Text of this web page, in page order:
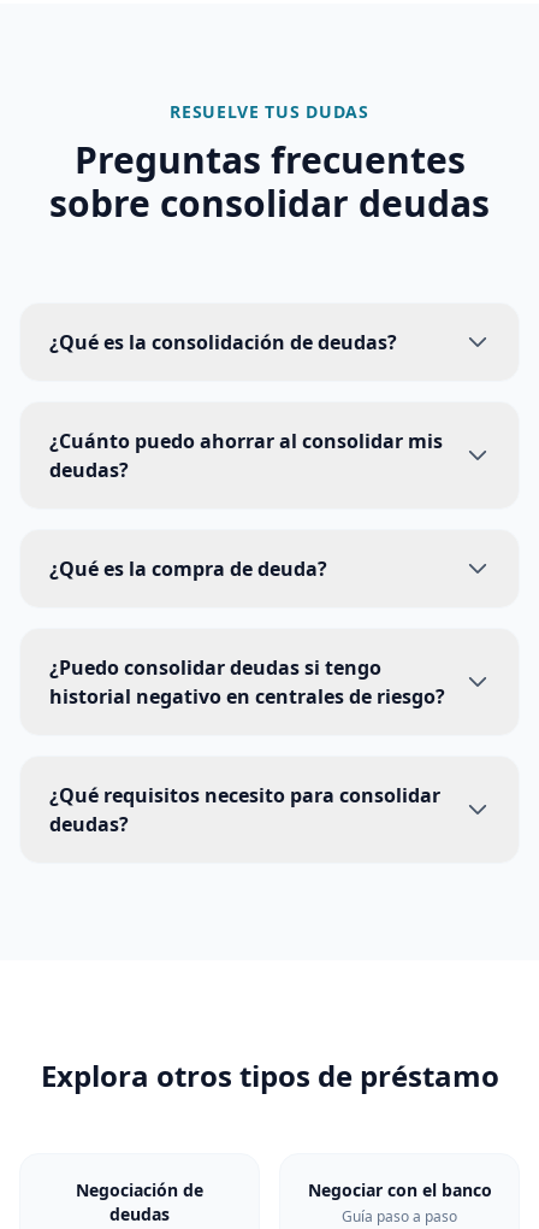
RESUELVE TUS DUDAS
Preguntas frecuentes
sobre consolidar deudas
¿Qué es la consolidación de deudas?
¿Cuánto puedo ahorrar al consolidar mis
deudas?
¿Qué es la compra de deuda?
¿Puedo consolidar deudas si tengo
historial negativo en centrales de riesgo?
¿Qué requisitos necesito para consolidar
deudas?
Explora otros tipos de préstamo
Negociación de
deudas
Negociar con el banco
Guía paso a paso